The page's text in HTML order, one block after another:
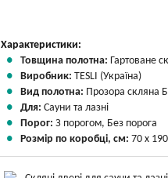
Характеристики:
Товщина полотна: Гартоване
Виробник: TESLI (Україна)
Вид полотна: Прозора скляна
Для: Сауни та лазні
Порог: З порогом, Без порога
Розмір по коробці, см: 70 х 190